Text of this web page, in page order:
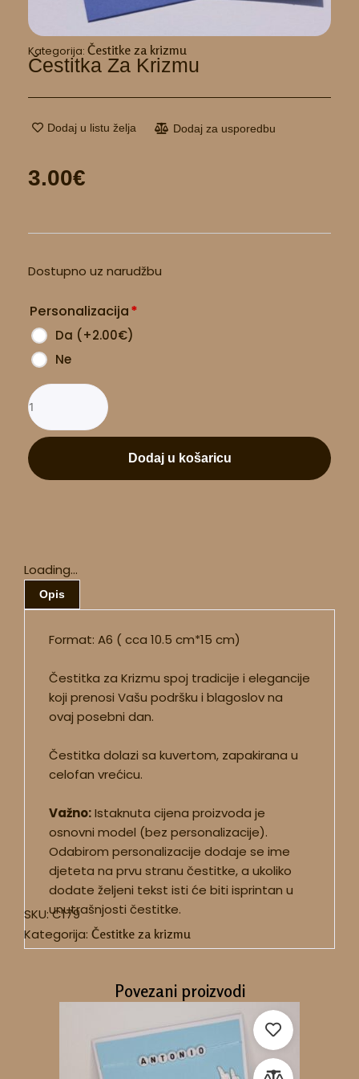
Kategorija: Čestitke za krizmu
Čestitka Za Krizmu
Dodaj u listu želja Dodaj za usporedbu
3.00€
Dostupno uz narudžbu
Personalizacija*
Da (+2.00€)
Ne
za
količina
Dodaj u košaricu
Loading...
Opis
Format: A6 ( cca 10.5 cm*15 cm)
Čestitka za Krizmu spoj tradicije i elegancije
koji prenosi Vašu podršku i blagoslov na
ovaj posebni dan.
Čestitka dolazi sa kuvertom, zapakirana u
celofan vrećicu.
Važno:Istaknuta cijena proizvoda je
osnovni model (bez personalizacije).
Odabirom personalizacije dodaje se ime
djeteta na prvu stranu čestitke, a ukoliko
dodate željeni tekst isti će biti isprintan u
unutrašnjosti čestitke.
SKU:C179
Kategorija: Čestitke za krizmu
Povezani proizvodi